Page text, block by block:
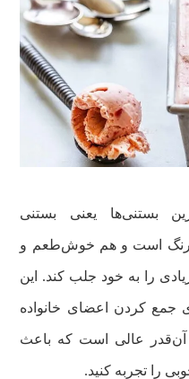
بستنی‌ها یعنی بستنی
است و هم خوش‌طعم و
را به خود جلب کند. این
جمع کردن اعضای خانواده
آن‌قدر عالی است که باعث
را تجربه کنید.